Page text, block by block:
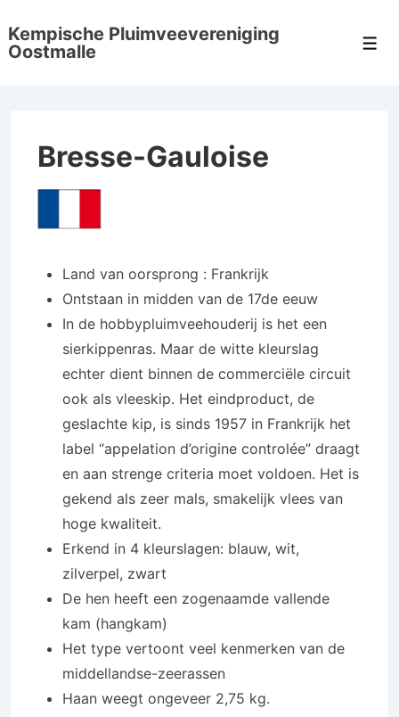
Doorgaan
naar
Kempische Pluimveevereniging
Oostmalle
Bresse-Gauloise
Land van oorsprong : Frankrijk
Ontstaan in midden van de 17de eeuw
In de hobbypluimveehouderij is het een
sierkippenras. Maar de witte kleurslag
echter dient binnen de commerciële circuit
ook als vleeskip. Het eindproduct, de
geslachte kip, is sinds 1957 in Frankrijk het
label “appelation d’origine controlée” draagt
en aan strenge criteria moet voldoen. Het is
gekend als zeer mals, smakelijk vlees van
hoge kwaliteit.
Erkend in 4 kleurslagen: blauw, wit,
zilverpel, zwart
De hen heeft een zogenaamde vallende
kam (hangkam)
Het type vertoont veel kenmerken van de
middellandse-zeerassen
Haan weegt ongeveer 2,75 kg.